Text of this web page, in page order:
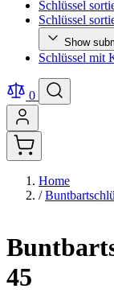
Schlüssel
Schlüssel
Show
Schlüssel mit
0
Home
/
45